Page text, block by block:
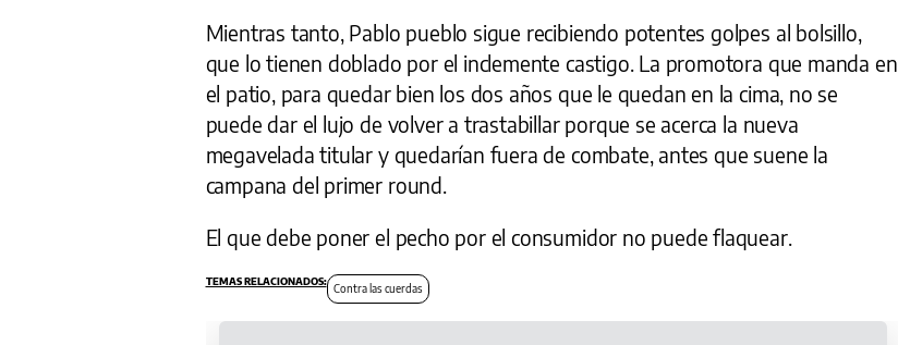
Mientras tanto, Pablo pueblo sigue recibiendo potentes golpes al bolsillo,
que lo tienen doblado por el inclemente castigo. La promotora que manda en
el patio, para quedar bien los dos años que le quedan en la cima, no se
puede dar el lujo de volver a trastabillar porque se acerca la nueva
megavelada titular y quedarían fuera de combate, antes que suene la
campana del primer round.
El que debe poner el pecho por el consumidor no puede flaquear.
Contra las cuerdas